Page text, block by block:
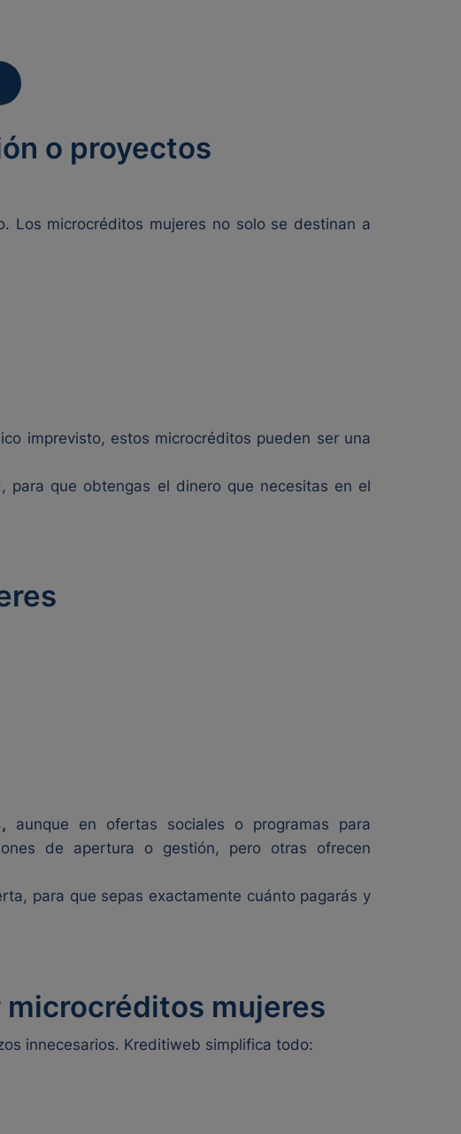
o proyectos
Los microcréditos mujeres no solo se destinan a
imprevisto, estos microcréditos pueden ser una
que obtengas el dinero que necesitas en el
aunque en ofertas sociales o programas para
de apertura o gestión, pero otras ofrecen
para que sepas exactamente cuánto pagarás y
mujeres
innecesarios. Kreditiweb simplifica todo: